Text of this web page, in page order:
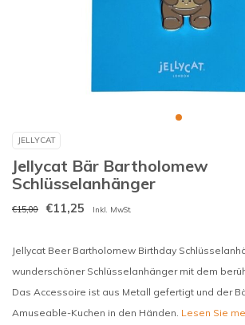
JELLYCAT
Jellycat Bär Bartholomew
Schlüsselanhänger
€15,00 €11,25 Inkl. MwSt.
Jellycat Beer Bartholomew Birthday
wunderschöner Schlüsselanhänger mit dem
Das Accessoire ist aus Metall gefertigt und der
Amuseable-Kuchen in den Händen. Lesen Sie